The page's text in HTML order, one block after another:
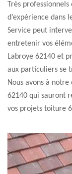
Très
d’expérience dans
Service peut
entretenir vos
Labroye 62140 et
aux particuliers se
Nous avons à
62140 qui sauront
vos projets toiture